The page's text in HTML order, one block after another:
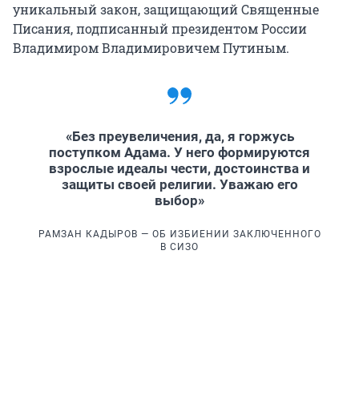
уникальный закон, защищающий Священные
Писания, подписанный президентом России
Владимиром Владимировичем Путиным.
«Без преувеличения, да, я горжусь
поступком Адама. У него формируются
взрослые идеалы чести, достоинства и
защиты своей религии. Уважаю его
выбор»
РАМЗАН КАДЫРОВ — ОБ ИЗБИЕНИИ ЗАКЛЮЧЕННОГО
В СИЗО